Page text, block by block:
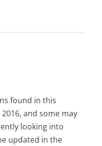
found in this
and some may
looking into
updated in the